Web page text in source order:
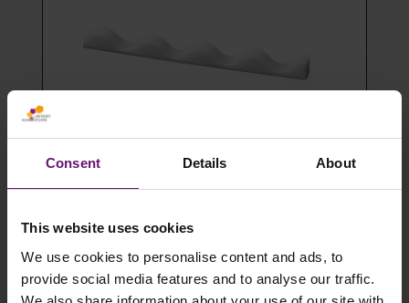
Consent Details About
This website uses cookies
We use cookies to personalise content and ads, to
provide social media features and to analyse our traffic.
Wellprofilleisten / Profilfüller Sinus
76/18 - 10 Stück
2,00 €* / Stück
Details